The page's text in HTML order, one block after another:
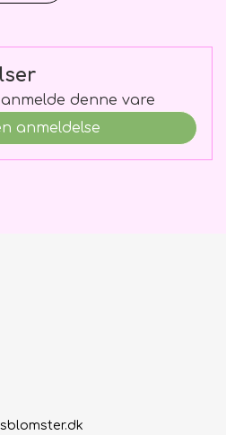
denne vare
anmeldelse